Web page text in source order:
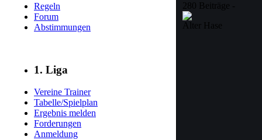
Regeln
Forum
Abstimmungen
1. Liga
Vereine Trainer
Tabelle/Spielplan
Ergebnis melden
Forderungen
Anmeldung
280 Beiträge -
Alter Hase